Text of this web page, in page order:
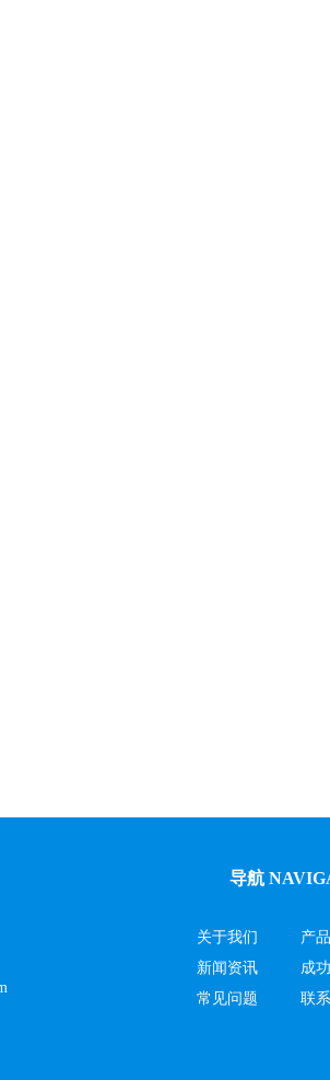
导航
关于我们
产
新闻资讯
成
常见问题
联